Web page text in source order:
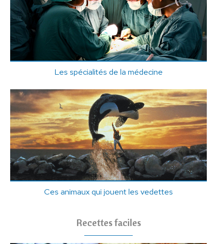
Les spécialités de la médecine
Ces animaux qui jouent les vedettes
Recettes faciles